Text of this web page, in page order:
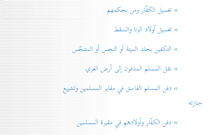
» تغسيل الكفّار ومَن بحكمهم
» تغسيل أولاد الزنا والسقط
» التكفين بجلد الميتة أو النجس أو المتنجّس
» نقل المسلم المدفون إلی أرض الغري
» دفن المسلم الفاسق في مقابر المسلمين وتشييع
جنازته
» دفن الكفّار وأولادهم في مقبرة المسلمين